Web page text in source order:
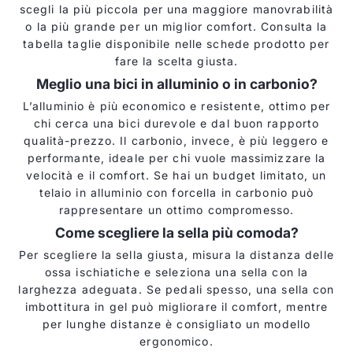
scegli la più piccola per una maggiore manovrabilità
o la più grande per un miglior comfort. Consulta la
tabella taglie disponibile nelle schede prodotto per
fare la scelta giusta.
Meglio una bici in alluminio o in carbonio?
L’alluminio è più economico e resistente, ottimo per
chi cerca una bici durevole e dal buon rapporto
qualità-prezzo. Il carbonio, invece, è più leggero e
performante, ideale per chi vuole massimizzare la
velocità e il comfort. Se hai un budget limitato, un
telaio in alluminio con forcella in carbonio può
rappresentare un ottimo compromesso.
Come scegliere la sella più comoda?
Per scegliere la sella giusta, misura la distanza delle
ossa ischiatiche e seleziona una sella con la
larghezza adeguata. Se pedali spesso, una sella con
imbottitura in gel può migliorare il comfort, mentre
per lunghe distanze è consigliato un modello
ergonomico.